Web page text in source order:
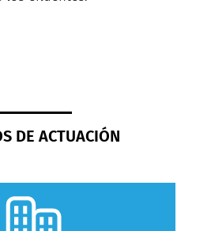
DE ACTUACIÓN